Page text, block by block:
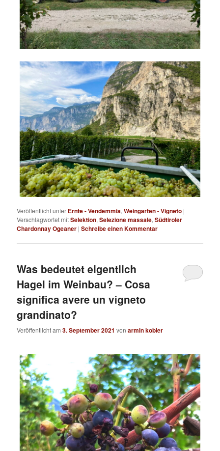
Veröffentlicht unter Ernte - Vendemmia,Weingarten - Vigneto |
Verschlagwortet mitSelektion,Selezione massale,Südtiroler
Chardonnay Ogeaner |Schreibe einen Kommentar
Was bedeutet eigentlich
Hagel im Weinbau? – Cosa
significa avere un vigneto
grandinato?
Veröffentlicht am3. September 2021 vonarmin kobler